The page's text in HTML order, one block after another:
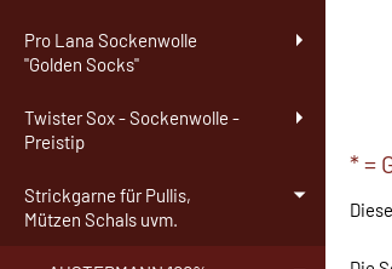
Pro Lana Sockenwolle
"Golden Socks"
Twister Sox - Sockenwolle -
Preistip
Strickgarne für Pullis,
Mützen Schals uvm.
* =